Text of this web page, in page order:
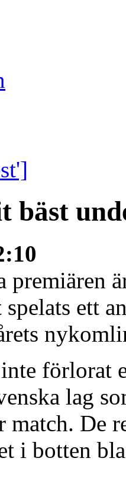
bäst
premiären
ett
förlorat
lag
match. De
i botten